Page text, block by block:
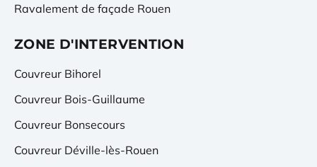
Ravalement de façade Rouen
ZONE D'INTERVENTION
Couvreur Bihorel
Couvreur Bois-Guillaume
Couvreur Bonsecours
Couvreur Déville-lès-Rouen